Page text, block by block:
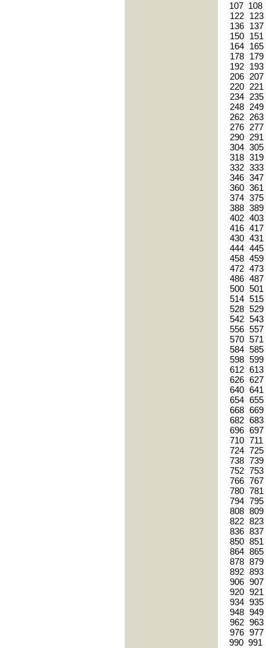
107 108
122
123
136
137
150
151
164
165
178
179
192
193
206 207
220
221
234
235
248
249
262
263
276
277
290
291
304 305
318 319
332 333
346 347
360 361
374 375
388 389
402 403
416 417
430 431
444 445
458 459
472 473
486 487
500 501
514 515
528 529
542 543
556 557
570 571
584 585
598 599
612 613
626 627
640 641
654 655
668 669
682 683
696 697
710 711
724 725
738 739
752 753
766 767
780 781
794 795
808 809
822 823
836 837
850 851
864 865
878 879
892 893
906 907
920 921
934 935
948 949
962 963
976 977
990 991